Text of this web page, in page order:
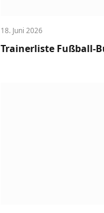
18. Juni 2026
Trainerliste Fußball-